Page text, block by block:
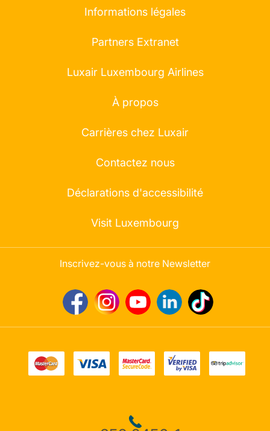
Informations légales
Partners Extranet
Luxair Luxembourg Airlines
À propos
Carrières chez Luxair
Contactez nous
Déclarations d'accessibilité
Visit Luxembourg
Inscrivez-vous à notre Newsletter